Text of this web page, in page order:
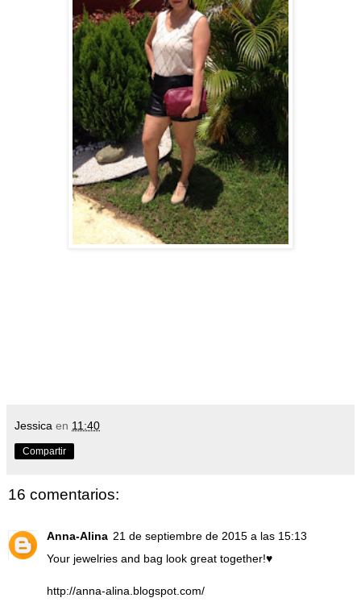
Jessica en 11:40
Compartir
16 comentarios:
Anna-Alina 21 de septiembre de 2015 a las 15:13
Your jewelries and bag look great together!♥
http://anna-alina.blogspot.com/